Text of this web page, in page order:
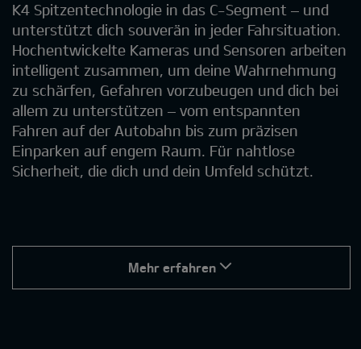
K4 Spitzentechnologie in das C-Segment – und
unterstützt dich souverän in jeder Fahrsituation.
Hochentwickelte Kameras und Sensoren arbeiten
intelligent zusammen, um deine Wahrnehmung
zu schärfen, Gefahren vorzubeugen und dich bei
allem zu unterstützen – vom entspannten
Fahren auf der Autobahn bis zum präzisen
Einparken auf engem Raum. Für nahtlose
Sicherheit, die dich und dein Umfeld schützt.
Mehr erfahren